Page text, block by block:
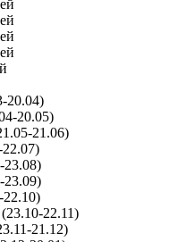
20.04)
20.05)
21.06)
23.08)
23.09)
22.11)
21.12)